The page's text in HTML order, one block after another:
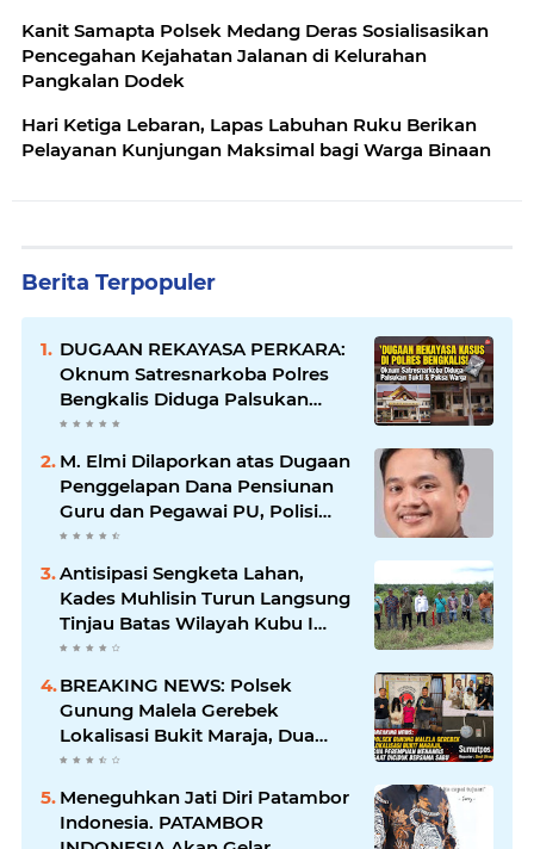
Kanit Samapta Polsek Medang Deras Sosialisasikan
Pencegahan Kejahatan Jalanan di Kelurahan
Pangkalan Dodek
Hari Ketiga Lebaran, Lapas Labuhan Ruku Berikan
Pelayanan Kunjungan Maksimal bagi Warga Binaan
Berita Terpopuler
DUGAAN REKAYASA PERKARA:
Oknum Satresnarkoba Polres
Bengkalis Diduga Palsukan
Barang Bukti Hingga Paksa
Warga Hadir di TKP
M. Elmi Dilaporkan atas Dugaan
Penggelapan Dana Pensiunan
Guru dan Pegawai PU, Polisi
Pastikan Proses Hukum
Berjalan
Antisipasi Sengketa Lahan,
Kades Muhlisin Turun Langsung
Tinjau Batas Wilayah Kubu I
yang Diduga Diserobot PT Jatim
BREAKING NEWS: Polsek
Gunung Malela Gerebek
Lokalisasi Bukit Maraja, Dua
Perempuan Menangis Saat
Diciduk Bersama Sabu
Meneguhkan Jati Diri Patambor
Indonesia. PATAMBOR